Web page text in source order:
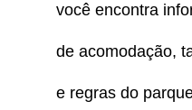
você encontra
de acomodação,
e regras do